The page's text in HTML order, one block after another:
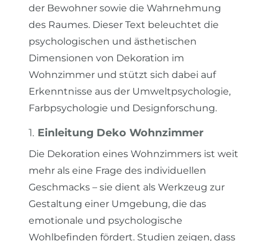
der Bewohner sowie die Wahrnehmung
des Raumes. Dieser Text beleuchtet die
psychologischen und ästhetischen
Dimensionen von Dekoration im
Wohnzimmer und stützt sich dabei auf
Erkenntnisse aus der Umweltpsychologie,
Farbpsychologie und Designforschung.
1. Einleitung Deko Wohnzimmer
Die Dekoration eines Wohnzimmers ist weit
mehr als eine Frage des individuellen
Geschmacks – sie dient als Werkzeug zur
Gestaltung einer Umgebung, die das
emotionale und psychologische
Wohlbefinden fördert. Studien zeigen, dass